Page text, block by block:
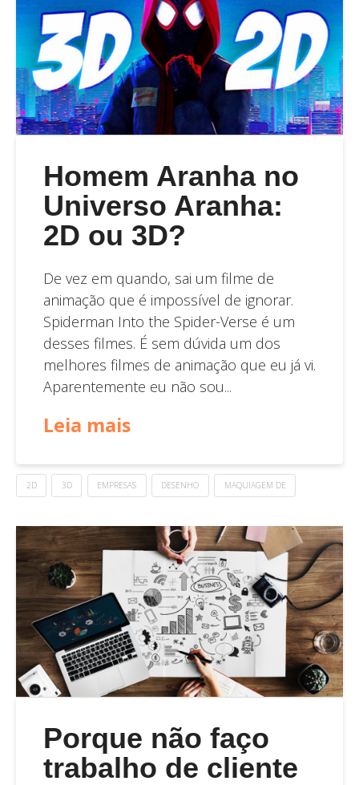
Homem Aranha no
Universo Aranha:
2D ou 3D?
De vez em quando, sai um filme de
animação que é impossível de ignorar.
Spiderman Into the Spider-Verse é um
desses filmes. É sem dúvida um dos
melhores filmes de animação que eu já vi.
Aparentemente eu não sou...
Leia mais
2D 3D EMPRESAS DESENHO MAQUIAGEM DE
Porque não faço
trabalho de cliente